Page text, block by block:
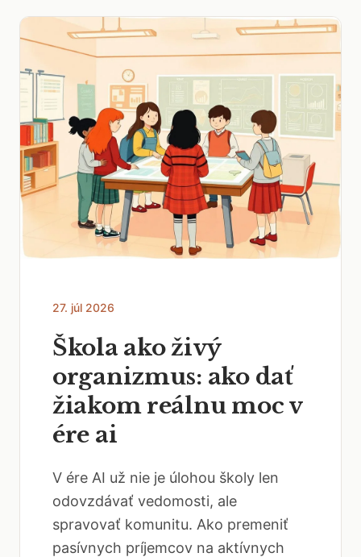
27. júl 2026
Škola ako živý
organizmus: ako dať
žiakom reálnu moc v
ére ai
V ére AI už nie je úlohou školy len
odovzdávať vedomosti, ale
spravovať komunitu. Ako premeniť
pasívnych príjemcov na aktívnych